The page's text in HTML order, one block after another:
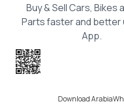
Buy & Sell Cars, Bikes
Parts faster and better
App.
Download